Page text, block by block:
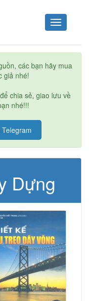
Toggle
navigation
các bạn hãy mua
giả nhé!
chia sẻ, giao lưu về
nhé!!!
Telegram
Dựng